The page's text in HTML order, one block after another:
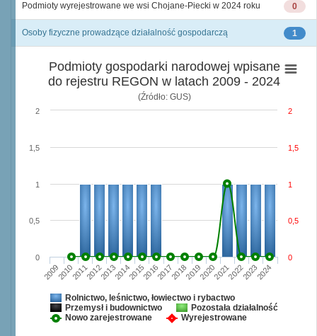
0
Podmioty wyrejestrowane we wsi Chojane-Piecki w 2024 roku
1
Osoby fizyczne prowadzące działalność gospodarczą
Podmioty gospodarki narodowej wpisane
do rejestru REGON w latach 2009 - 2024
(Źródło: GUS)
2009201020112012201320142015201620172018201920202021202220232024
0
0,5
1
1,5
2
0
0,5
1
1,5
2
Rolnictwo, leśnictwo, łowiectwo i rybactwo
Przemysł i budownictwo
Pozostała działalność
Nowo zarejestrowane
Wyrejestrowane